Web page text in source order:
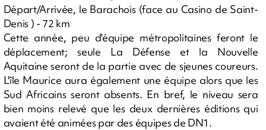
Départ/Arrivée, le Barachois (face au Casino de Saint-
Denis ) - 72 km
Cette année, peu d'équipe métropolitaines feront le
déplacement; seule La Défense et la Nouvelle
Aquitaine seront de la partie avec de sjeunes coureurs.
L'île Maurice aura également une équipe alors que les
Sud Africains seront absents. En bref, le niveau sera
bien moins relevé que les deux dernières éditions qui
avaient été animées par des équipes de DN1.